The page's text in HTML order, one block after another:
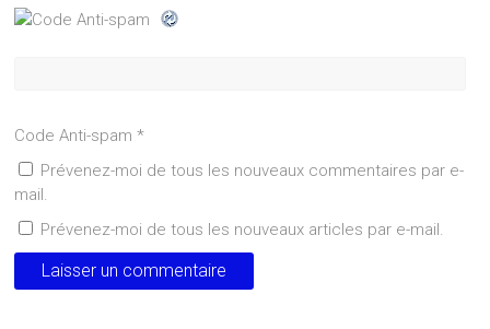
Code Anti-spam *
Prévenez-moi de tous les nouveaux commentaires par e-
mail.
Prévenez-moi de tous les nouveaux articles par e-mail.